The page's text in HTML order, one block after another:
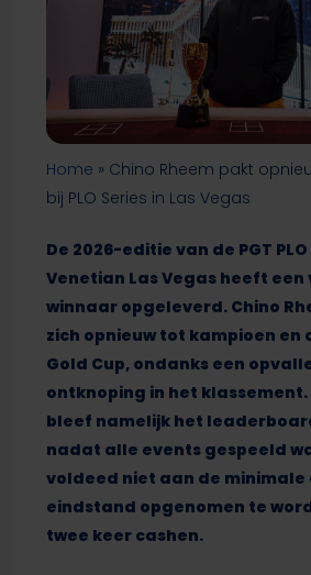
Home » Chino Rheem pakt
bij PLO Series in Las Vegas
De 2026-editie van de PGT
Venetian Las Vegas heeft
winnaar opgeleverd. Chino
zich opnieuw tot kampioen en
Gold Cup, ondanks een
ontknoping in het klassement.
bleef namelijk het
nadat alle events gespeeld
voldeed niet aan de minimale
eindstand opgenomen te
twee keer cashen.